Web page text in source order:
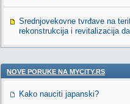
Srednjovekovne tvrđave na
rekonstrukcija i revitalizacija
NOVE PORUKE NA MYCITY.RS
Kako nauciti japanski?